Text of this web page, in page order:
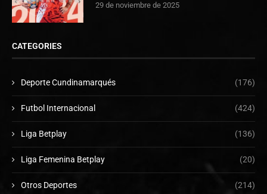
29 de noviembre de 2025
CATEGORIES
Deporte Cundinamarqués (176)
Futbol Internacional (424)
Liga Betplay (136)
Liga Femenina Betplay (20)
Otros Deportes (214)